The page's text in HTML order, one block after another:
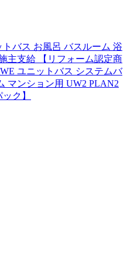
バス お風呂 バスルーム 浴
主支給 【リフォーム認定商
ユニットバス システムバ
マンション用 UW2 PLAN2
ク】